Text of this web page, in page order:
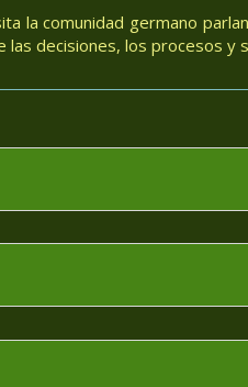
la comunidad germano
las decisiones, los procesos